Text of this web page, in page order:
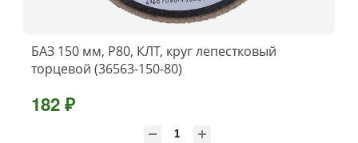
БАЗ 150 мм, P80, КЛТ, круг лепестковый
торцевой (36563-150-80)
182 ₽